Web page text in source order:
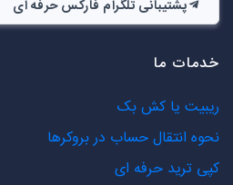
پشتیبانی تلگرام فارکس حرفه ای
خدمات ما
ریبیت یا کش بک
نحوه انتقال حساب در بروکرها
کپی ترید حرفه ای